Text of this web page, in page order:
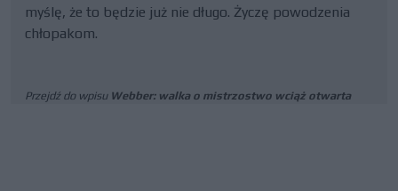
myślę, że to będzie już nie długo. Życzę powodzenia
chłopakom.
Przejdź do wpisu Webber: walka o mistrzostwo wciąż otwarta